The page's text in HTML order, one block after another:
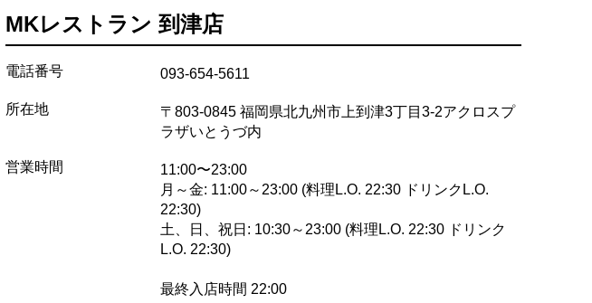
MKレストラン 到津店
電話番号 093-654-5611
所在地
〒803-0845 福岡県北九州市上到津3丁目3-2アクロスプ
ラザいとうづ内
営業時間
11:00〜23:00
月～金: 11:00～23:00 (料理L.O. 22:30 ドリンクL.O.
22:30)
土、日、祝日: 10:30～23:00 (料理L.O. 22:30 ドリンク
L.O. 22:30)
最終入店時間 22:00